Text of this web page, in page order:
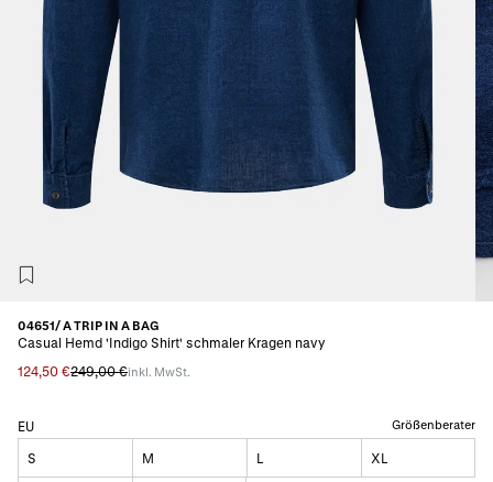
04651/ A TRIP IN A BAG
Casual Hemd 'Indigo Shirt' schmaler Kragen navy
124,50 €249,00 €inkl. MwSt.
EU Größenberater
S M L XL